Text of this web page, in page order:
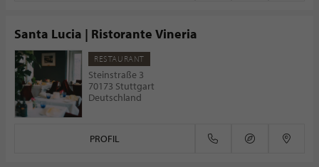
Santa Lucia | Ristorante Vineria
RESTAURANT
Steinstraße 3
70173 Stuttgart
Deutschland
PROFIL